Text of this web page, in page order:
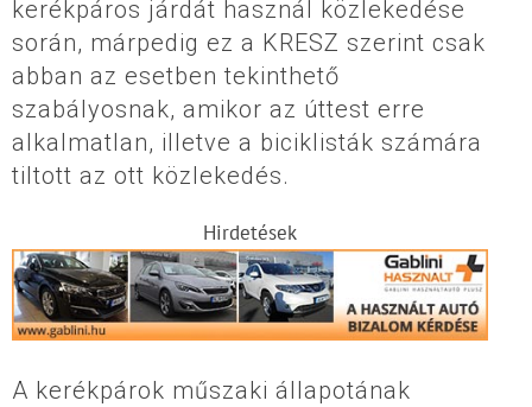
kerékpáros járdát használ közlekedése
során, márpedig ez a KRESZ szerint csak
abban az esetben tekinthető
szabályosnak, amikor az úttest erre
alkalmatlan, illetve a biciklisták számára
tiltott az ott közlekedés.
Hirdetések
A kerékpárok műszaki állapotának